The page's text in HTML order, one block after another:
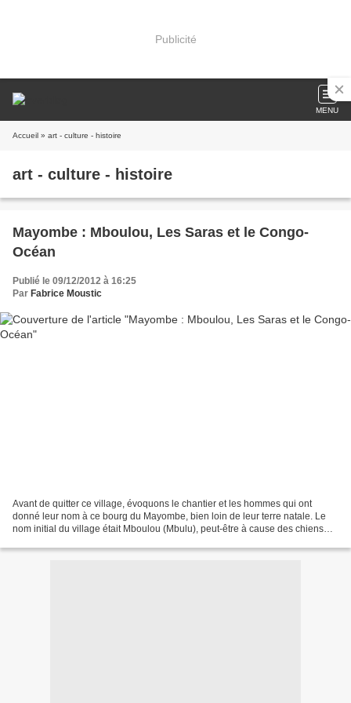
Publicité
MENU
Accueil » art - culture - histoire
art - culture - histoire
Mayombe : Mboulou, Les Saras et le Congo-
Océan
Publié le 09/12/2012 à 16:25
Par Fabrice Moustic
Avant de quitter ce village, évoquons le chantier et les hommes qui ont
donné leur nom à ce bourg du Mayombe, bien loin de leur terre natale. Le
nom initial du village était Mboulou (Mbulu), peut-être à cause des chiens